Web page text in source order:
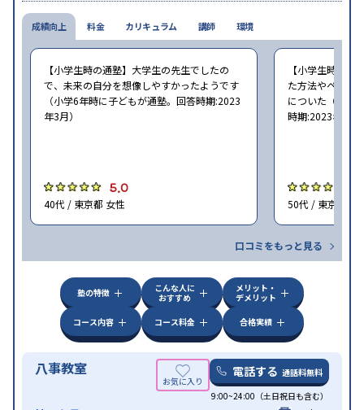
成績向上
【小学生時の通塾】大学生の先生でしたの
で、未来の自分を想像しやすかったようです
（小学6年時に子どもが通塾。回答時期:2023
年3月）
5.0
40代 / 東京都 女性
【小学生時の通
た方法やペース
についた（小学
時期:2023年3月
50代 / 東京都 女
口コミをもっと見る
料金 カリキュラム 講師 環境
塾の特徴
こんな人に
おすすめ
メリット・
デメリット
コース内容
コース料金 合格実績
八事教室 電話する 通話料無料
9:00~24:00（土日祝日も含む）